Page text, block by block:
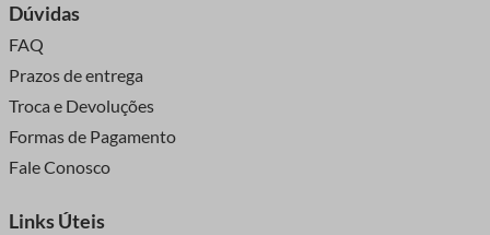
Dúvidas
FAQ
Prazos de entrega
Troca e Devoluções
Formas de Pagamento
Fale Conosco
Links Úteis